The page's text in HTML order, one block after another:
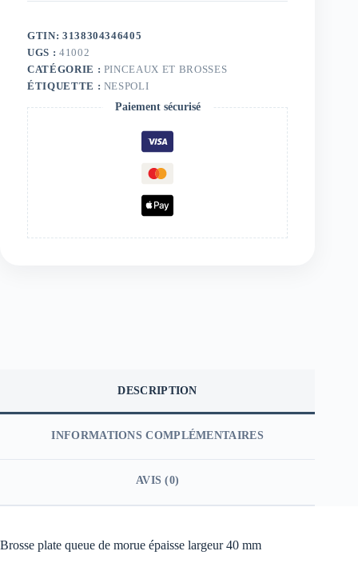
GTIN: 3138304346405
UGS : 41002
CATÉGORIE : PINCEAUX ET BROSSES
ÉTIQUETTE : NESPOLI
Paiement sécurisé
DESCRIPTION
INFORMATIONS COMPLÉMENTAIRES
AVIS (0)
Brosse plate queue de morue épaisse largeur 40 mm